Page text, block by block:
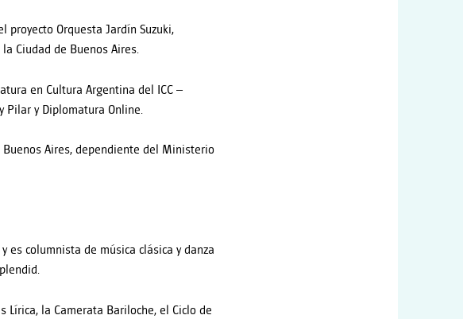
proyecto Orquesta Jardín Suzuki,
Ciudad de Buenos Aires.
en Cultura Argentina del ICC –
Pilar y Diplomatura Online.
Aires, dependiente del Ministerio
es columnista de música clásica y danza
Lírica, la Camerata Bariloche, el Ciclo de